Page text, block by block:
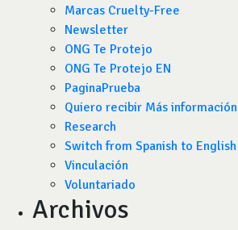
Marcas Cruelty-Free
Newsletter
ONG Te Protejo
ONG Te Protejo EN
PaginaPrueba
Quiero recibir Más información
Research
Switch from Spanish to English
Vinculación
Voluntariado
Archivos